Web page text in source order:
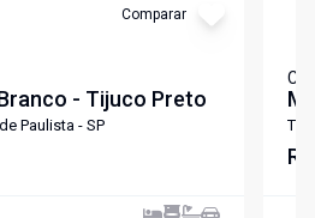
Comparar
- Tijuco Preto
Paulista - SP